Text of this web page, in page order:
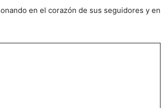
en el corazón de sus seguidores y en